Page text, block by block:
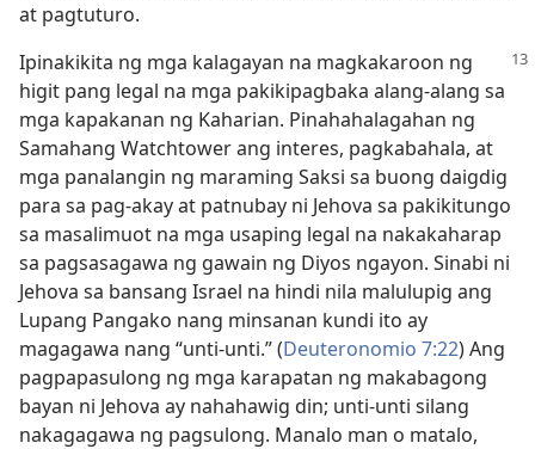
at pagtuturo.
Ipinakikita ng mga kalagayan na magkakaroon ng
higit pang legal na mga pakikipagbaka alang-alang sa
mga kapakanan ng Kaharian. Pinahahalagahan ng
Samahang Watchtower ang interes, pagkabahala, at
mga panalangin ng maraming Saksi sa buong daigdig
para sa pag-akay at patnubay ni Jehova sa pakikitungo
sa masalimuot na mga usaping legal na nakakaharap
sa pagsasagawa ng gawain ng Diyos ngayon. Sinabi ni
Jehova sa bansang Israel na hindi nila malulupig ang
Lupang Pangako nang minsanan kundi ito ay
magagawa nang “unti-unti.” (Deuteronomio 7:22) Ang
pagpapasulong ng mga karapatan ng makabagong
bayan ni Jehova ay nahahawig din; unti-unti silang
nakagagawa ng pagsulong. Manalo man o matalo,